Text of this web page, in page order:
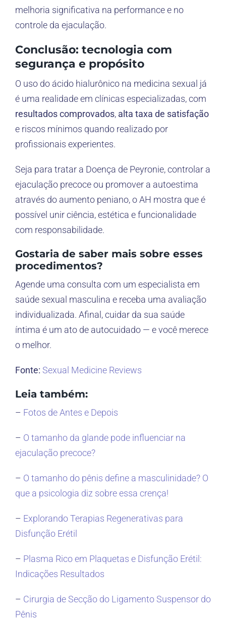
melhoria significativa na performance e no
controle da ejaculação.
Conclusão: tecnologia com
segurança e propósito
O uso do ácido hialurônico na medicina sexual já
é uma realidade em clínicas especializadas, com
resultados comprovados, alta taxa de satisfação
e riscos mínimos quando realizado por
profissionais experientes.
Seja para tratar a Doença de Peyronie, controlar a
ejaculação precoce ou promover a autoestima
através do aumento peniano, o AH mostra que é
possível unir ciência, estética e funcionalidade
com responsabilidade.
Gostaria de saber mais sobre esses
procedimentos?
Agende uma consulta com um especialista em
saúde sexual masculina e receba uma avaliação
individualizada. Afinal, cuidar da sua saúde
íntima é um ato de autocuidado — e você merece
o melhor.
Fonte: Sexual Medicine Reviews
Leia também:
– Fotos de Antes e Depois
– O tamanho da glande pode influenciar na
ejaculação precoce?
– O tamanho do pênis define a masculinidade? O
que a psicologia diz sobre essa crença!
– Explorando Terapias Regenerativas para
Disfunção Erétil
– Plasma Rico em Plaquetas e Disfunção Erétil:
Indicações Resultados
– Cirurgia de Secção do Ligamento Suspensor do
Pênis